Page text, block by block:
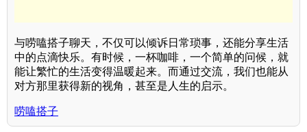
与唠嗑搭子聊天，不仅可以倾诉日常琐事，还能分享生活
中的点滴快乐。有时候，一杯咖啡，一个简单的问候，就
能让繁忙的生活变得温暖起来。而通过交流，我们也能从
对方那里获得新的视角，甚至是人生的启示。
唠嗑搭子